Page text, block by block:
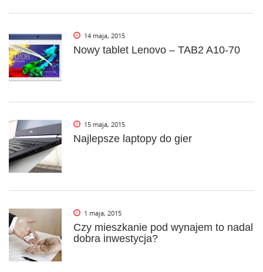
14 maja, 2015
Nowy tablet Lenovo – TAB2 A10-70
15 maja, 2015
Najlepsze laptopy do gier
1 maja, 2015
Czy mieszkanie pod wynajem to nadal
dobra inwestycja?